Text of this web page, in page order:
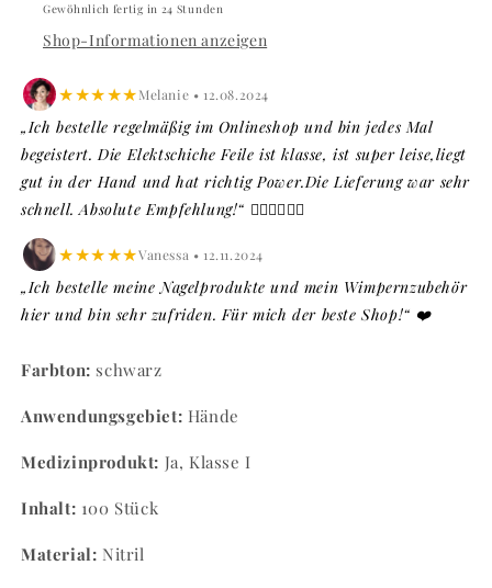
Handschuhe
Nitril
Größe
S
latexfrei
1
Pack
(100
Handschuhe
Nitril
Größe
latexfrei
1
Pack
(100
Gewöhnlich fertig in 24 Stunden
Shop-Informationen anzeigen
★★★★★Melanie • 12.08.2024
„Ich bestelle regelmäßig im Onlineshop und bin jedes Mal
begeistert. Die Elektschiche Feile ist klasse, ist super leise,liegt
gut in der Hand und hat richtig Power.Die Lieferung war sehr
schnell. Absolute Empfehlung!“ 👍🏼👍🏼👍🏼
★★★★★Vanessa • 12.11.2024
„Ich bestelle meine Nagelprodukte und mein Wimpernzubehör
hier und bin sehr zufriden. Für mich der beste Shop!“ ❤️
Farbton: schwarz
Anwendungsgebiet: Hände
Medizinprodukt: Ja, Klasse I
Inhalt: 100 Stück
Material: Nitril